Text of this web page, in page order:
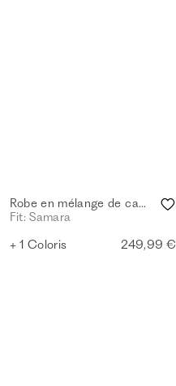
Robe en mélange de cachemire - black
Fit: Samara
+ 1 Coloris
249,99 €